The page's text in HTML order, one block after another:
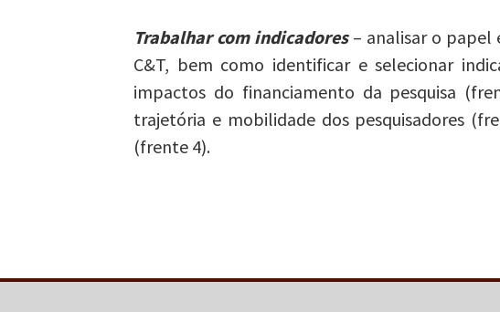
Trabalhar com indicadores– analisar o papel
C&T, bem como identificar e selecionar
impactos do financiamento da pesquisa
trajetória e mobilidade dos pesquisadores
(frente 4).